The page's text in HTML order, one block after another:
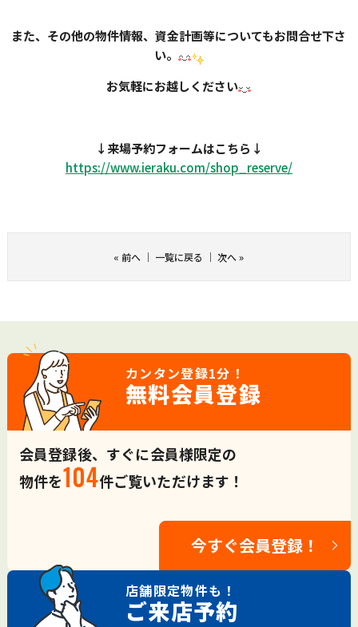
また、その他の物件情報、資金計画等についてもお問合せ下さ
い。
お気軽にお越しください
↓来場予約フォームはこちら ↓
https://www.ieraku.com/shop_ reserve/
« 前へ ｜ 一覧に戻る ｜次へ»
カンタン登録1分！
無料会員登録
会員登録後、すぐに会員様限定の
物件を104件ご覧いただけます！
今すぐ会員登録！
店舗限定物件も！
ご来店予約